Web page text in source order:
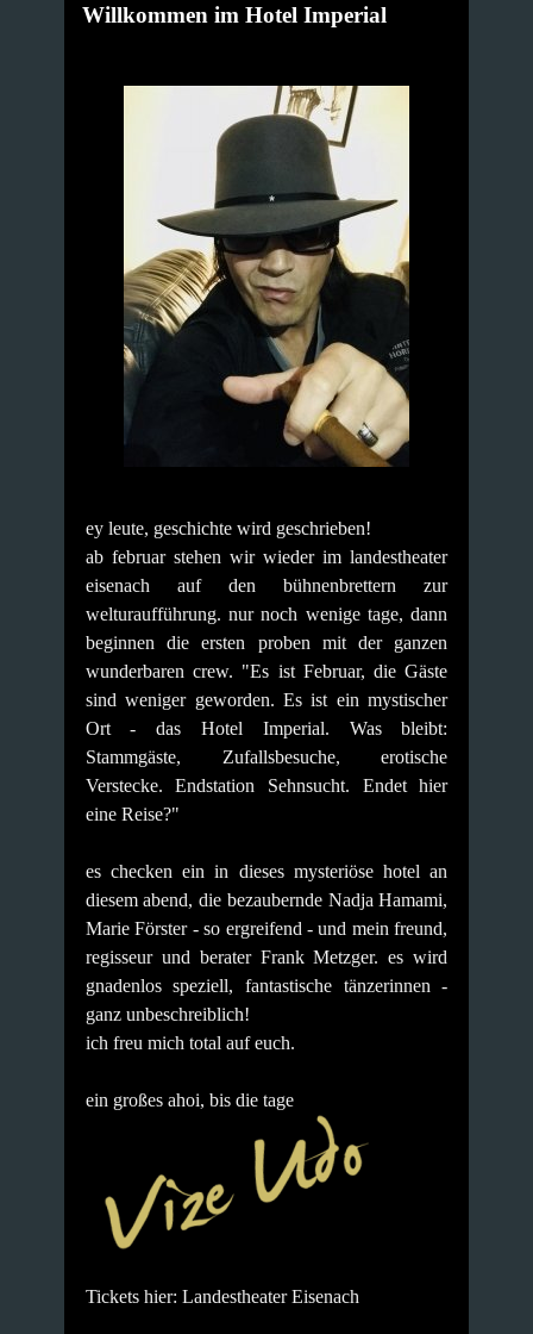
Willkommen im Hotel Imperial
ey leute, geschichte wird geschrieben!
ab februar stehen wir wieder im landestheater
eisenach auf den bühnenbrettern zur
welturaufführung. nur noch wenige tage, dann
beginnen die ersten proben mit der ganzen
wunderbaren crew. "Es ist Februar, die Gäste
sind weniger geworden. Es ist ein mystischer
Ort - das Hotel Imperial. Was bleibt:
Stammgäste, Zufallsbesuche, erotische
Verstecke. Endstation Sehnsucht. Endet hier
eine Reise?"
es checken ein in dieses mysteriöse hotel an
diesem abend, die bezaubernde Nadja Hamami,
Marie Förster - so ergreifend - und mein freund,
regisseur und berater Frank Metzger. es wird
gnadenlos speziell, fantastische tänzerinnen -
ganz unbeschreiblich!
ich freu mich total auf euch.
ein großes ahoi, bis die tage
Tickets hier: Landestheater Eisenach